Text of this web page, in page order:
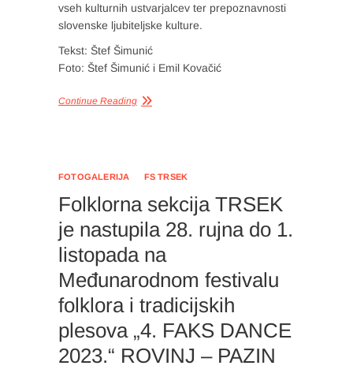
vseh kulturnih ustvarjalcev ter prepoznavnosti
slovenske ljubiteljske kulture.
Tekst: Štef Šimunić
Foto: Štef Šimunić i Emil Kovačić
Continue Reading
FOTOGALERIJA FS TRSEK
Folklorna sekcija TRSEK
je nastupila 28. rujna do 1.
listopada na
Međunarodnom festivalu
folklora i tradicijskih
plesova „4. FAKS DANCE
2023.“ ROVINJ – PAZIN